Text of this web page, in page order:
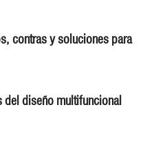
contras y soluciones para
diseño multifuncional